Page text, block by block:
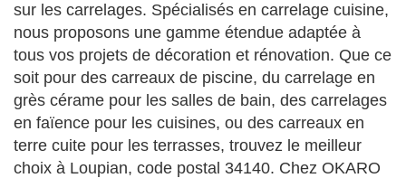
sur les carrelages. Spécialisés en carrelage cuisine,
nous proposons une gamme étendue adaptée à
tous vos projets de décoration et rénovation. Que ce
soit pour des carreaux de piscine, du carrelage en
grès cérame pour les salles de bain, des carrelages
en faïence pour les cuisines, ou des carreaux en
terre cuite pour les terrasses, trouvez le meilleur
choix à Loupian, code postal 34140. Chez OKARO